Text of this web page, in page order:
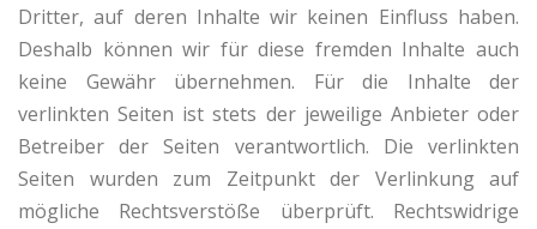
Dritter, auf deren Inhalte wir keinen Einfluss haben.
Deshalb können wir für diese fremden Inhalte auch
keine Gewähr übernehmen. Für die Inhalte der
verlinkten Seiten ist stets der jeweilige Anbieter oder
Betreiber der Seiten verantwortlich. Die verlinkten
Seiten wurden zum Zeitpunkt der Verlinkung auf
mögliche Rechtsverstöße überprüft. Rechtswidrige